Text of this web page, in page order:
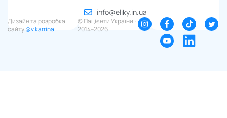
info@eliky.in.ua
Дизайн та розробка
сайту@v.karrina
© Пацієнти України ∙
2014–2026